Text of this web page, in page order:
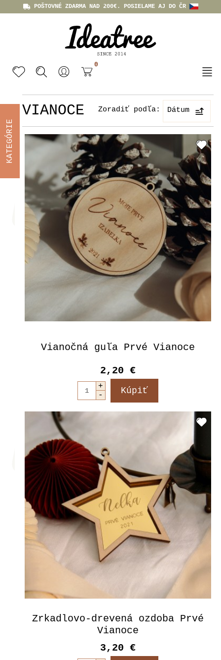
POŠTOVNÉ ZDARMA NAD 200€. POSIELAME AJ DO ČR
0
VIANOCE Zoradiť podľa: Dátum
Vianočná guľa Prvé Vianoce
2,20 €
Zrkadlovo-drevená ozdoba Prvé
Vianoce
3,20 €
KATEGÓRIE